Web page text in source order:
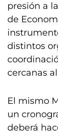
presión a
de
distintos
cercanas
El mismo
un
deberá